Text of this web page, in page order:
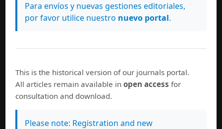
Para envíos y nuevas gestiones editoriales,
por favor utilice nuestro nuevo portal.
This is the historical version of our journals portal.
All articles remain available inopen access for
consultation and download.
Please note: Registration and new